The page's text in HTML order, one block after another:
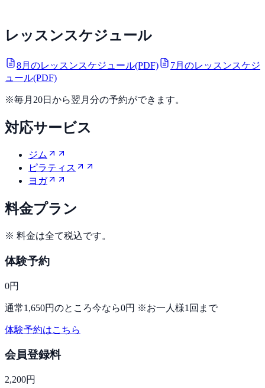
レッスンスケジュール
8月のレッスンスケジュール(PDF)
7月のレッスンスケジ
ュール(PDF)
※毎月20日から翌月分の予約ができます。
対応サービス
ジム
ピラティス
ヨガ
料金プラン
※ 料金は全て税込です。
体験予約
0円
通常1,650円のところ今なら0円 ※お一人様1回まで
体験予約はこちら
会員登録料
2,200円